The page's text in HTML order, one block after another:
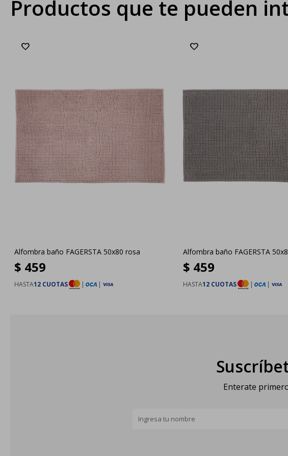
Productos que te pueden
Alfombra baño FAGERSTA 50x80 rosa
$ 459
HASTA12 CUOTAS | |
Alfombra baño FAGERSTA
$ 459
HASTA12 CUOTAS | |
Enterate